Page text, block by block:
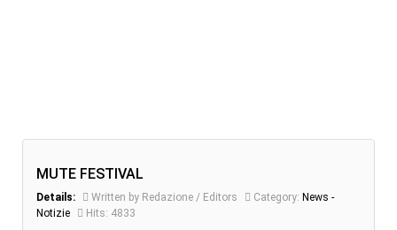
MUTE FESTIVAL
Details: Written by Redazione / Editors Category: News -
Notizie
Hits: 4833